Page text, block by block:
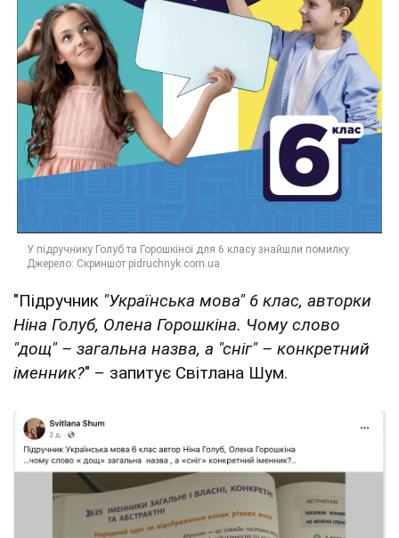
"Підручник "Українська мова" 6 клас, авторки
Ніна Голуб, Олена Горошкіна. Чому слово
"дощ" – загальна назва, а "сніг" – конкретний
іменник?" – запитує Світлана Шум.